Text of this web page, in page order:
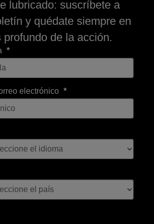
lubricado: suscríbete a
y quédate siempre en
profundo de la acción.
electrónico